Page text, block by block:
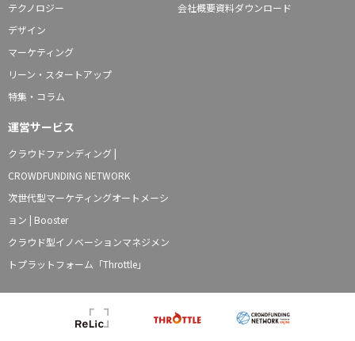
テクノロジー
デザイン
マーケティング
リーン・スタートアップ
特集・コラム
会社概要資料ダウンロード
運営サービス
クラウドファンディング |
CROWDFUNDING NETWORK
次世代型マーケティングオートメーシ
ョン | Booster
クラウド型イノベーションマネジメン
トプラットフォーム「Throttle」